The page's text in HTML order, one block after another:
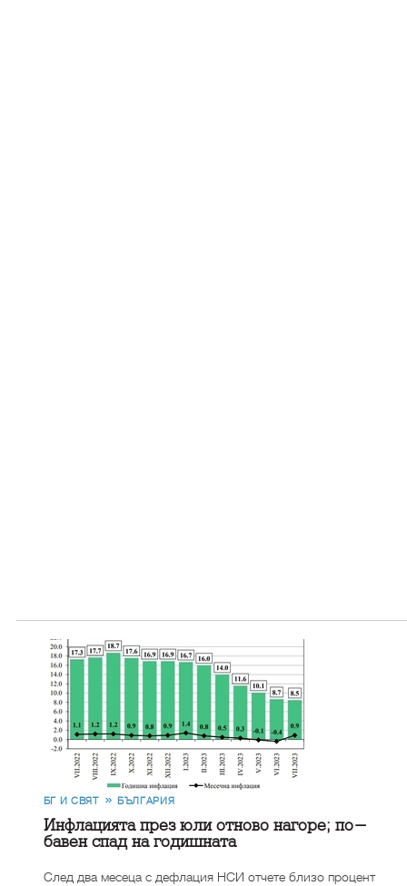
БГ И СВЯТ БЪЛГАРИЯ
Инфлацията през юли отново нагоре; по-
бавен спад на годишната
След два месеца с дефлация НСИ отчете близо процент